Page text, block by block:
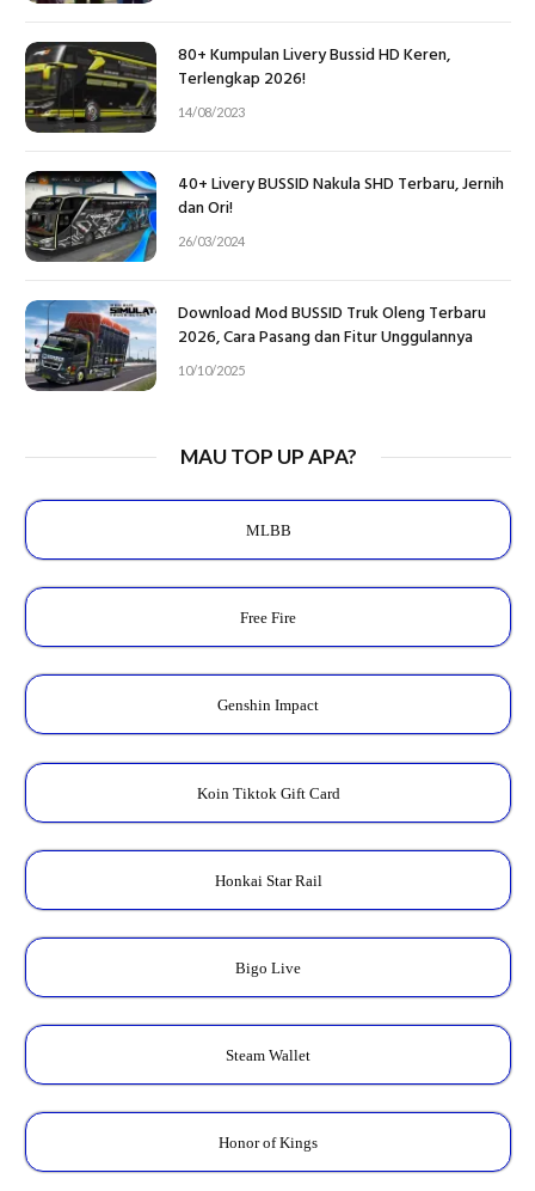
80+ Kumpulan Livery Bussid HD Keren,
Terlengkap 2026!
14/08/2023
40+ Livery BUSSID Nakula SHD Terbaru, Jernih
dan Ori!
26/03/2024
Download Mod BUSSID Truk Oleng Terbaru
2026, Cara Pasang dan Fitur Unggulannya
10/10/2025
MAU TOP UP APA?
MLBB
Free Fire
Genshin Impact
Koin Tiktok Gift Card
Honkai Star Rail
Bigo Live
Steam Wallet
Honor of Kings